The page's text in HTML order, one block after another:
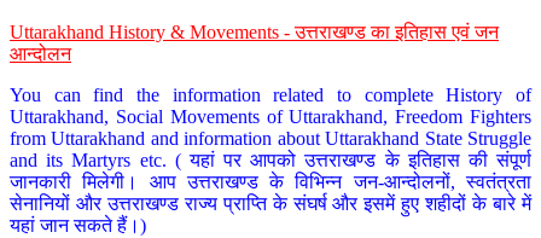
Uttarakhand History & Movements - उत्तराखण्ड का इतिहास एवं जन
आन्दोलन
You can find the information related to complete History of
Uttarakhand, Social Movements of Uttarakhand, Freedom Fighters
from Uttarakhand and information about Uttarakhand State Struggle
and its Martyrs etc. ( यहां पर आपको उत्तराखण्ड के इतिहास की संपूर्ण
जानकारी मिलेगी। आप उत्तराखण्ड के विभिन्न जन-आन्दोलनों, स्वतंत्रता
सेनानियों और उत्तराखण्ड राज्य प्राप्ति के संघर्ष और इसमें हुए शहीदों के बारे में
यहां जान सकते हैं।)